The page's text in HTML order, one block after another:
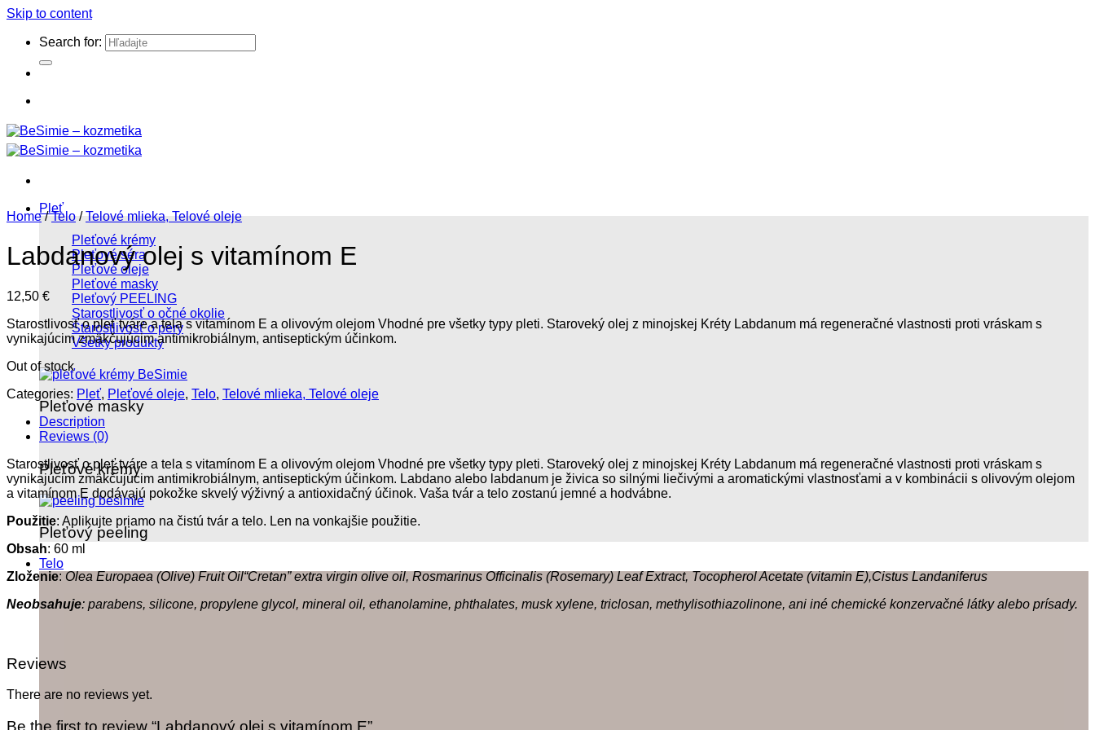
Skip to content
Search for:
Pleť
Pleťové krémy
Pleťové séra
Pleťové oleje
Pleťové masky
Pleťový PEELING
Starostlivosť o očné okolie
Starostlivosť o pery
Všetky produkty
Pleťové masky
Pleťové krémy
Pleťový peeling
Telo
Home / Telo / Telové mlieka, Telové oleje
Labdanový olej s vitamínom E
12,50 €
Starostlivosť o pleť tváre a tela s vitamínom E a olivovým olejom Vhodné pre všetky typy pleti. Staroveký olej z minojskej Kréty Labdanum má regeneračné vlastnosti proti vráskam s
vynikajúcim zmäkčujúcim antimikrobiálnym, antiseptickým účinkom.
Out of stock
Categories: Pleť, Pleťové oleje, Telo, Telové mlieka, Telové oleje
Description
Reviews (0)
Starostlivosť o pleť tváre a tela s vitamínom E a olivovým olejom Vhodné pre všetky typy pleti. Staroveký olej z minojskej Kréty Labdanum má regeneračné vlastnosti proti vráskam s
vynikajúcim zmäkčujúcim antimikrobiálnym, antiseptickým účinkom. Labdanο alebo labdanum je živica so silnými liečivými a aromatickými vlastnosťami a v kombinácii s olivovým olejom
a vitamínom E dodávajú pokožke skvelý výživný a antioxidačný účinok. Vaša tvár a telo zostanú jemné a hodvábne.
Použitie: Aplikujte priamo na čistú tvár a telo. Len na vonkajšie použitie.
Obsah: 60 ml
Zloženie: Olea Europaea (Olive) Fruit Oil“Cretan” extra virgin olive oil, Rosmarinus Officinalis (Rosemary) Leaf Extract, Tocopherol Acetate (vitamin E),Cistus Landaniferus
Neobsahuje: parabens, silicone, propylene glycol, mineral oil, ethanolamine, phthalates, musk xylene, triclosan, methylisothiazolinone, ani iné chemické konzervačné látky alebo prísady.
Reviews
There are no reviews yet.
Be the first to review “Labdanový olej s vitamínom E”